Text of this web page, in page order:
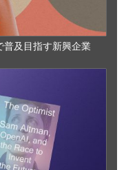
普及目指す新興企業